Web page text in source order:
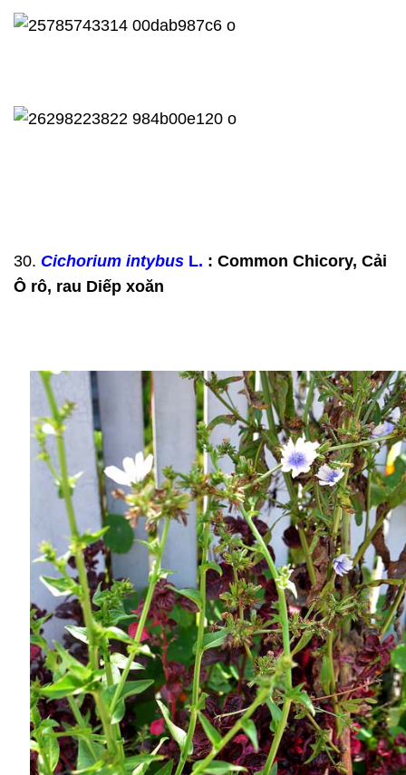
30. Cichorium intybus L. : Common Chicory, Cải
Ô rô, rau Diếp xoăn